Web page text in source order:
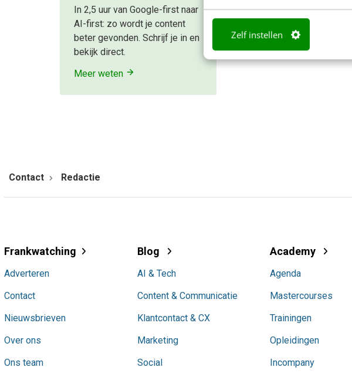
Zelf instellen
In 2,5 uur van Google-first naar
AI-first: zo wordt je content
beter gevonden. Schrijf je in en
bekijk direct.
Meer weten
Contact Redactie
Frankwatching
Adverteren
Contact
Nieuwsbrieven
Over ons
Ons team
Blog
AI & Tech
Content & Communicatie
Klantcontact & CX
Marketing
Social
Academy
Agenda
Mastercourses
Trainingen
Opleidingen
Incompany